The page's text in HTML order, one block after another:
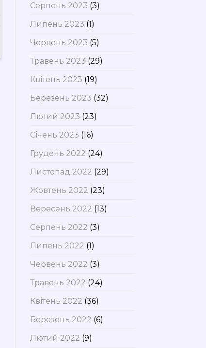
Серпень 2023 (3)
Липень 2023 (1)
Червень 2023 (5)
Травень 2023 (29)
Квітень 2023 (19)
Березень 2023 (32)
Лютий 2023 (23)
Січень 2023 (16)
Грудень 2022 (24)
Листопад 2022 (29)
Жовтень 2022 (23)
Вересень 2022 (13)
Серпень 2022 (3)
Липень 2022 (1)
Червень 2022 (3)
Травень 2022 (24)
Квітень 2022 (36)
Березень 2022 (6)
Лютий 2022 (9)